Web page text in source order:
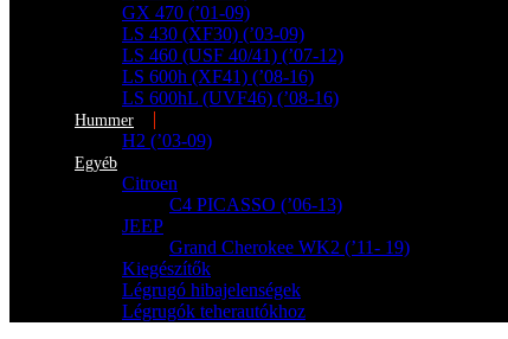
GX 470 (’01-09)
LS 430 (XF30) (’03-09)
LS 460 (USF 40/41) (’07-12)
LS 600h (XF41) (’08-16)
LS 600hL (UVF46) (’08-16)
Hummer
H2 (’03-09)
Egyéb
Citroen
C4 PICASSO (’06-13)
JEEP
Grand Cherokee WK2 (’11- 19)
Kiegészítők
Légrugó hibajelenségek
Légrugók teherautókhoz